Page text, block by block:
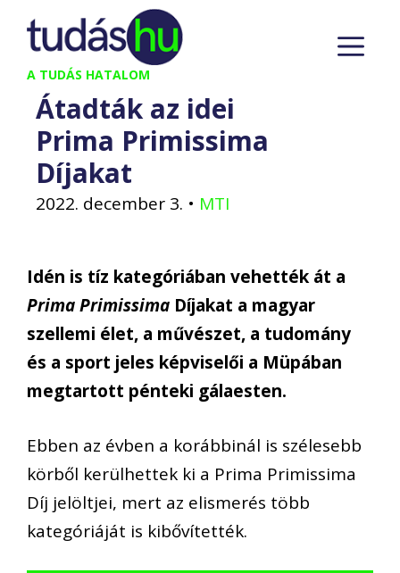
Kilépés
tartalomba
A TUDÁS HATALOM
Átadták az idei
Prima Primissima
Díjakat
2022. december 3. • MTI
Idén is tíz kategóriában vehették át a
Prima Primissima Díjakat a magyar
szellemi élet, a művészet, a tudomány
és a sport jeles képviselői a Müpában
megtartott pénteki gálaesten.
Ebben az évben a korábbinál is szélesebb
körből kerülhettek ki a Prima Primissima
Díj jelöltjei, mert az elismerés több
kategóriáját is kibővítették.